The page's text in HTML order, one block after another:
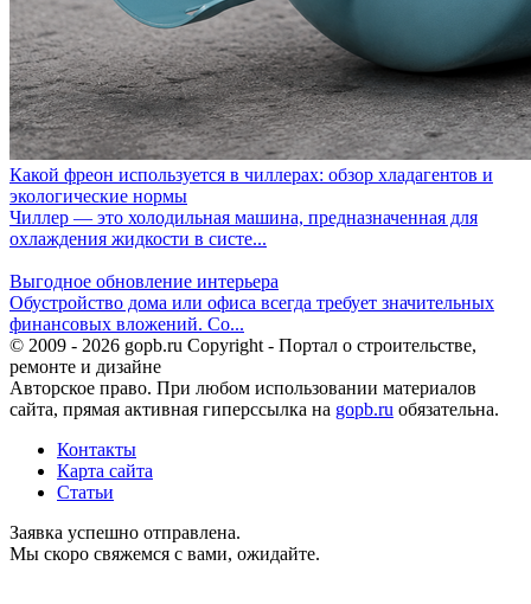
Какой фреон используется в чиллерах: обзор хладагентов и
экологические нормы
Чиллер — это холодильная машина, предназначенная для
охлаждения жидкости в систе...
Выгодное обновление интерьера
Обустройство дома или офиса всегда требует значительных
финансовых вложений. Со...
© 2009 - 2026 gopb.ru Copyright - Портал о строительстве,
ремонте и дизайне
Авторское право. При любом использовании материалов
сайта, прямая активная гиперссылка на gopb.ru обязательна.
Контакты
Карта сайта
Статьи
Заявка успешно отправлена.
Мы скоро свяжемся с вами, ожидайте.